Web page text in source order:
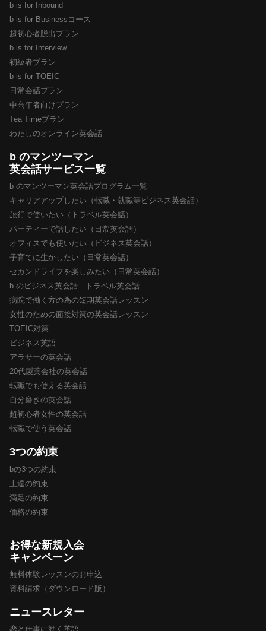
b is for Inbound
b is for Businessコース
超初心者脱出プラン
b is for Interview
初級者プラン
b is for TOEIC
日常会話プラン
中高年者向けプラン
Tea Timeプラン
わたしのオンライン英会話
b のマンツーマン
英会話サービス一覧
b のマンツーマン英会話プログラム一覧
キャリアアップしたい（転職・就職等ビジネス英会話）
旅行で使いたい（トラベル英会話）
パーティーで話したい（日常英会話）
オフィスでも使いたい（ビジネス英会話）
子育てに生かしたい（日常英会話）
セカンドライフを楽しみたい（日常英会話）
b のビジネス英会話 トラベル英会話
病院で働く方の為の短期英会話レッスン
女性のための面接対策の英会話レッスン
TOEIC対策
ビジネス英語
アラサーの英会話
20代製薬会社の英会話
転職でも使える英会話
自分磨きの英会話
超初心者女性の英会話
転職で使う英会話
3つの約束
bの3つの約束
上達の約束
満足の約束
価格の約束
お得な新規入会
キャンペーン
無料体験レッスンのお申込
資料請求（ダウンロード版）
ニュースレター
恋と仕事に効く英語